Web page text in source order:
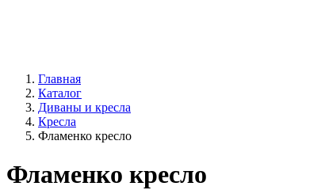
Главная
Каталог
Диваны и кресла
Кресла
Фламенко кресло
Фламенко кресло